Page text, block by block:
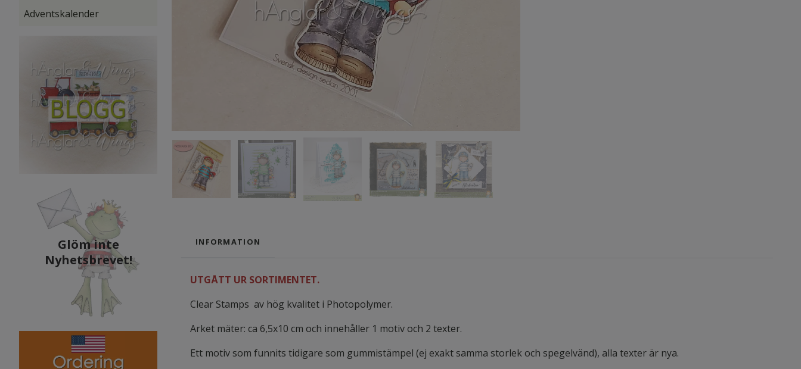
Adventskalender
Glöm inte
Nyhetsbrevet!
INFORMATION
UTGÅTT UR SORTIMENTET.
Clear Stamps av hög kvalitet i Photopolymer.
Arket mäter: ca 6,5x10 cm och innehåller 1 motiv och 2 texter.
Ett motiv som funnits tidigare som gummistämpel (ej exakt samma storlek och spegelvänd), alla texter är nya.